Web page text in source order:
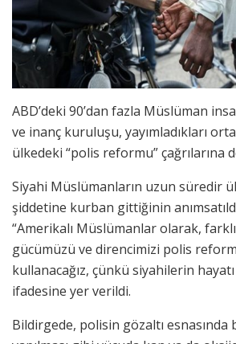
ABD’deki 90’dan fazla Müslüman
ve inanç kuruluşu, yayımladıkları
ülkedeki “polis reformu” çağrılarına
Siyahi Müslümanların uzun süredir
şiddetine kurban gittiğinin
“Amerikalı Müslümanlar olarak,
gücümüzü ve direncimizi polis
kullanacağız, çünkü siyahilerin
ifadesine yer verildi.
Bildirgede, polisin gözaltı esnasında